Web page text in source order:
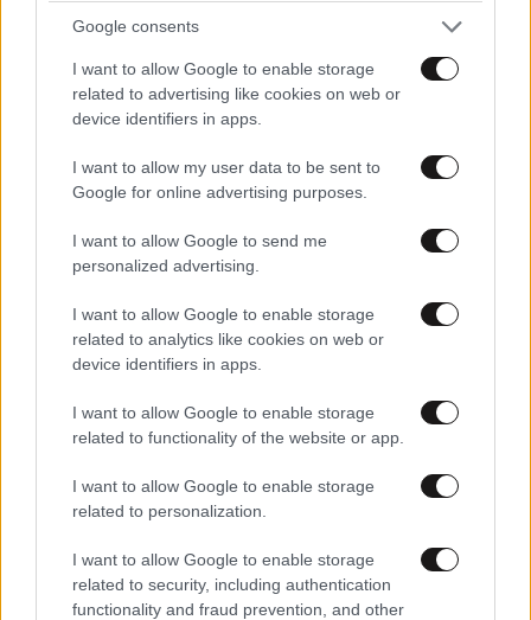
Google consents
I want to allow Google to enable storage
related to advertising like cookies on web or
device identifiers in apps.
I want to allow my user data to be sent to
Google for online advertising purposes.
I want to allow Google to send me
personalized advertising.
I want to allow Google to enable storage
related to analytics like cookies on web or
device identifiers in apps.
I want to allow Google to enable storage
related to functionality of the website or app.
I want to allow Google to enable storage
related to personalization.
I want to allow Google to enable storage
related to security, including authentication
functionality and fraud prevention, and other
απολαμβάνει καρπούζι στην άκρη της πισίνας –
Δείτε φωτογραφίες